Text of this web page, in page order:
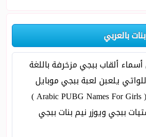
بالعربي
ألقاب ببجي مزخرفة باللغة
يلعبن لعبة ببجي موبايل
كلها جاهزة للنسخ ( Arabic PUBG Names For Girls )
ببجي ويوزر نيم بنات ببجي